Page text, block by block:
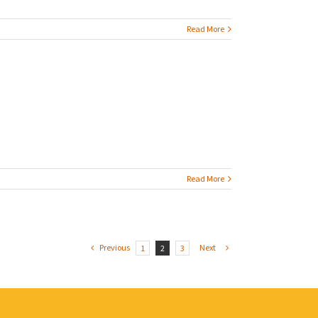
Read More
Read More
Previous 1 2 3 Next